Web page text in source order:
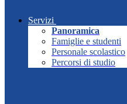
Servizi
Panoramica
Famiglie e studenti
Personale scolastico
Percorsi di studio